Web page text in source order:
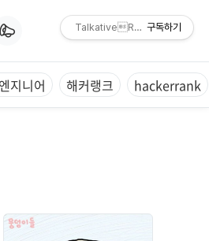
지니어 해커랭크 hackerrank
TalkativeResearch
구독하기